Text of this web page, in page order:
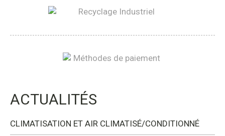
ACTUALITÉS
CLIMATISATION ET AIR CLIMATISÉ/CONDITIONNÉ